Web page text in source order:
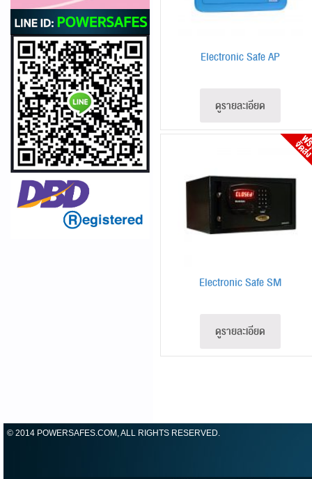
Electronic Safe AP
ดูรายละเอียด
Electronic Safe SM
ดูรายละเอียด
© 2014 POWERSAFES.COM, ALL RIGHTS RESERVED.